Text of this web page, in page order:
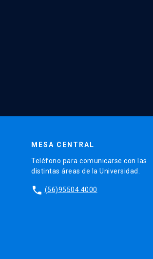
MESA CENTRAL
Teléfono para comunicarse con las
distintas áreas de la Universidad.
phone (56)95504 4000